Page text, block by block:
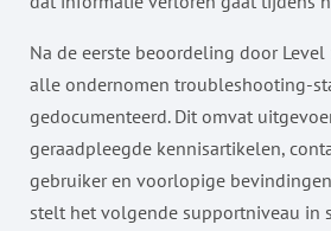
Na de eerste beoordeling door
alle ondernomen troubleshooting-
gedocumenteerd. Dit omvat
geraadpleegde kennisartikelen,
gebruiker en voorlopige
stelt het volgende supportniveau in